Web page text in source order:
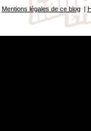
Mentions légales de ce blog|